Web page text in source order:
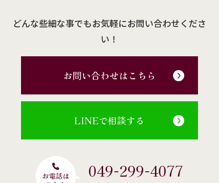
どんな些細な事でもお気軽にお問い合わせくださ
い！
お問い合わせはこちら
LINEで相談する
049-299-4077